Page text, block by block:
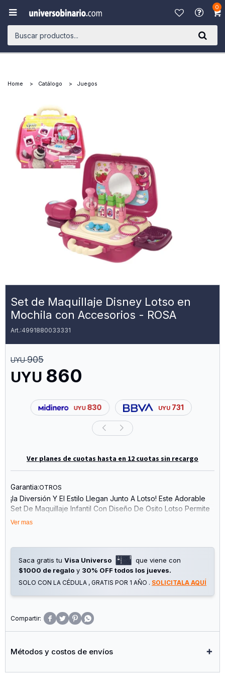
0

Home Catálogo Juegos
Set de Maquillaje Disney Lotso en
Mochila con Accesorios - ROSA
4991880033331
UYU 860
UYU 905
UYU 830 UYU 731
Ver planes de cuotas hasta en 12 cuotas sin recargo
Garantia:OTROS
¡la Diversión Y El Estilo Llegan Junto A Lotso! Este Adorable
Set De Maquillaje Infantil Con Diseño De Osito Lotso Permite
Que Los Más Pequeños Jueguen, Imaginen Y Creen Sus
El Set Viene En Una Práctica Mochila Temática E Incluye
Múltiples Accesorios De Belleza Y Peluquería De Juguete
Para Estimular La Creatividad Y El Juego De Roles. Contiene
Espejo, Peine, Secador, Perfume, Labial, Pulseras Y
Entretenimiento.
Gracias A Su Diseño Portátil Y Liviano, Es Perfecto Para
Llevar A Todos Lados Y Disfrutar En Casa, Paseos O
Ver mas
Saca gratis tu Visa Universo
que viene con
$1000 de regalo y 30% OFF todos los jueves.
SOLO CON LA CÉDULA , GRATIS POR 1 AÑO . SOLICITALA AQUÍ
   
Métodos y costos de envíos